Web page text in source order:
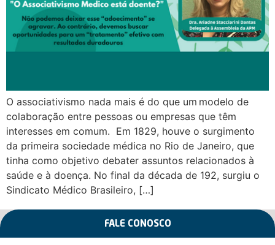
O associativismo nada mais é do que um modelo de
colaboração entre pessoas ou empresas que têm
interesses em comum. Em 1829, houve o surgimento
da primeira sociedade médica no Rio de Janeiro, que
tinha como objetivo debater assuntos relacionados à
saúde e à doença. No final da década de 192, surgiu o
Sindicato Médico Brasileiro, […]
FALE CONOSCO